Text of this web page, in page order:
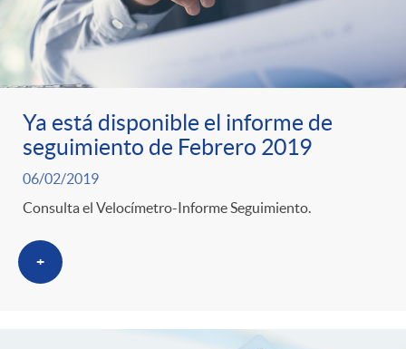
Ya está disponible el informe de
seguimiento de Febrero 2019
06/02/2019
Consulta el Velocímetro-Informe Seguimiento.
+